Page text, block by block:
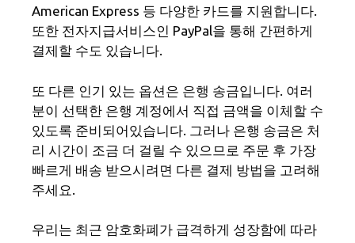
American Express 등 다양한 카드를 지원합니다.
또한 전자지급서비스인 PayPal을 통해 간편하게
결제할 수도 있습니다.
또 다른 인기 있는 옵션은 은행 송금입니다. 여러
분이 선택한 은행 계정에서 직접 금액을 이체할 수
있도록 준비되어있습니다. 그러나 은행 송금은 처
리 시간이 조금 더 걸릴 수 있으므로 주문 후 가장
빠르게 배송 받으시려면 다른 결제 방법을 고려해
주세요.
우리는 최근 암호화폐가 급격하게 성장함에 따라